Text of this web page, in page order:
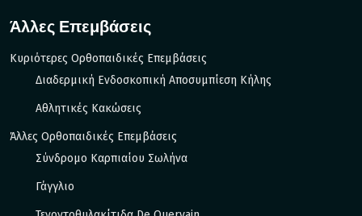
Άλλες Επεμβάσεις
Κυριότερες Ορθοπαιδικές Επεμβάσεις
Διαδερμική Ενδοσκοπική Αποσυμπίεση Κήλης
Αθλητικές Κακώσεις
Άλλες Ορθοπαιδικές Επεμβάσεις
Σύνδρομο Καρπιαίου Σωλήνα
Γάγγλιο